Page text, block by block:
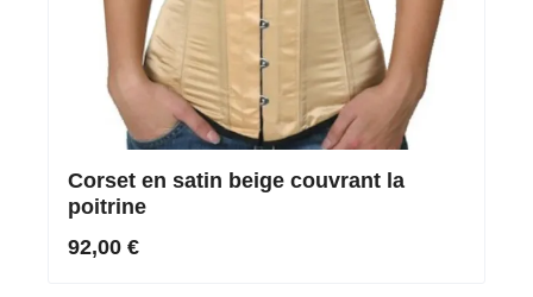
Corset en satin beige couvrant la
poitrine
92,00 €